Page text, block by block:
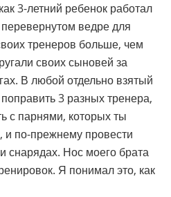
3-летний ребенок работал
ведре для
тренеров больше, чем
своих сыновей за
В любой отдельно взятый
3 разных тренера,
с парнями, которых ты
и по-прежнему провести
снарядах. Нос моего брата
Я понимал это, как